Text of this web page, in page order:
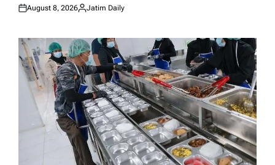
Posted
August 8, 2026
Posted
Jatim Daily